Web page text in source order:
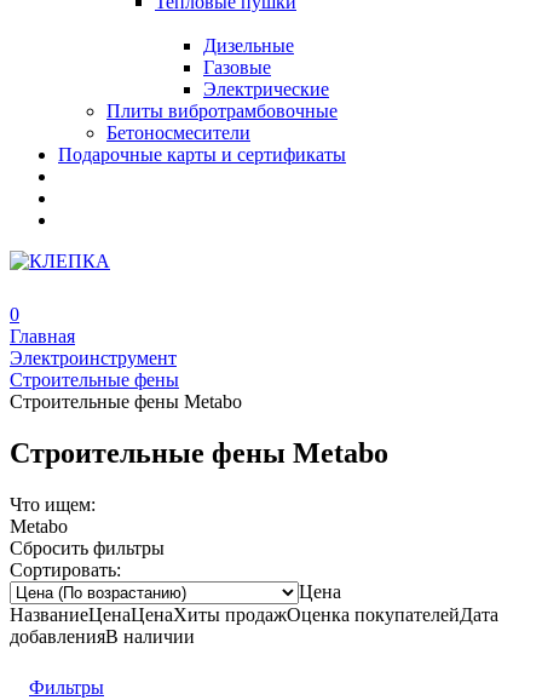
Дизельные
Газовые
Электрические
Плиты вибротрамбовочные
Бетоносмесители
Подарочные карты и сертификаты
0
Главная
Электроинструмент
Строительные фены
Строительные фены Metabo
Строительные фены Metabo
Что ищем:
Metabo
Сбросить фильтры
Сортировать:
Цена
НазваниеЦенаЦенаХиты продажОценка покупателейДата
добавленияВ наличии
Фильтры